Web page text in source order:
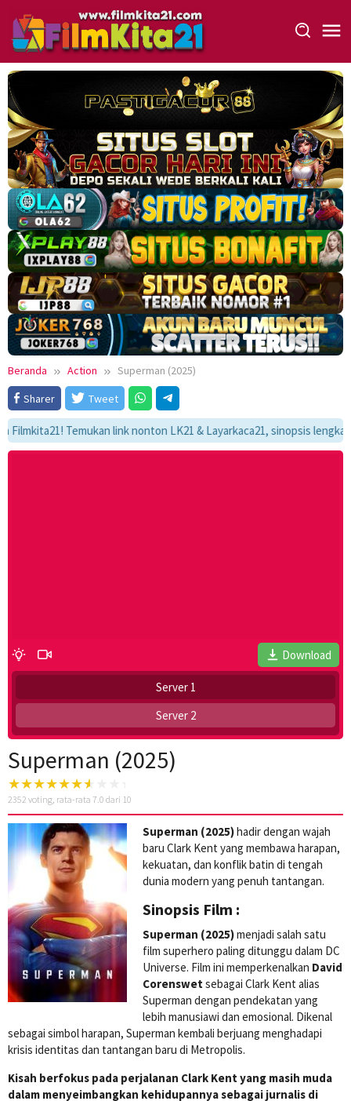
konten
Beranda Action
Superman (2025)
Sharer
Tweet
Temukan link nonton LK21 & Layarkaca21, sinopsis lengkap,
Download
Server 1
Server 2
Superman (2025)
2352 voting, rata-rata 7.0 dari 10
Superman (2025)hadir dengan wajah
baru Clark Kent yang membawa harapan,
kekuatan, dan konflik batin di tengah
dunia modern yang penuh tantangan.
Sinopsis Film :
Superman (2025)menjadi salah satu
film superhero paling ditunggu dalam DC
Universe. Film ini memperkenalkan David
Corenswet sebagai Clark Kent alias
Superman dengan pendekatan yang
lebih manusiawi dan emosional. Dikenal
sebagai simbol harapan, Superman kembali berjuang menghadapi
krisis identitas dan tantangan baru di Metropolis.
Kisah berfokus pada perjalanan Clark Kent yang masih muda
dalam menyeimbangkan kehidupannya sebagai jurnalis di